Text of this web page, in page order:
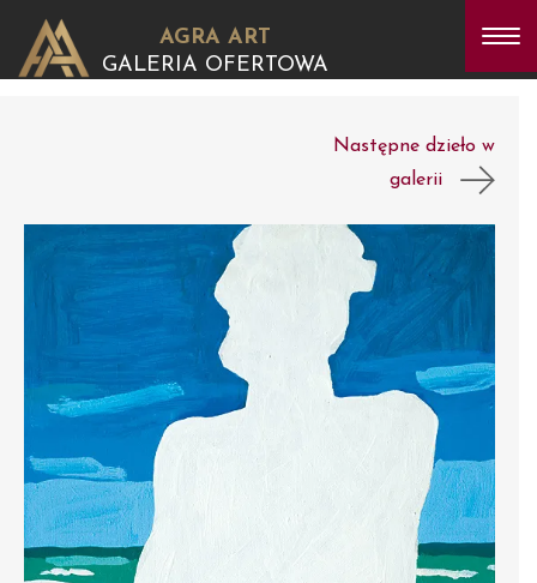
AGRA ART
GALERIA OFERTOWA
Następne dzieło w
galerii